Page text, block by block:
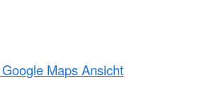
Maps Ansicht